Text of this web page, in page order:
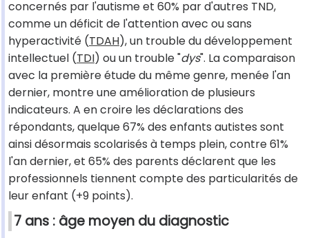
concernés par l'autisme et 60% par d'autres TND,
comme un déficit de l'attention avec ou sans
hyperactivité (TDAH), un trouble du développement
intellectuel (TDI) ou un trouble "dys". La comparaison
avec la première étude du même genre, menée l'an
dernier, montre une amélioration de plusieurs
indicateurs. A en croire les déclarations des
répondants, quelque 67% des enfants autistes sont
ainsi désormais scolarisés à temps plein, contre 61%
l'an dernier, et 65% des parents déclarent que les
professionnels tiennent compte des particularités de
leur enfant (+9 points).
7 ans : âge moyen du diagnostic